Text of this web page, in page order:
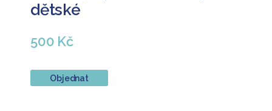
dětské
500 Kč
Objednat